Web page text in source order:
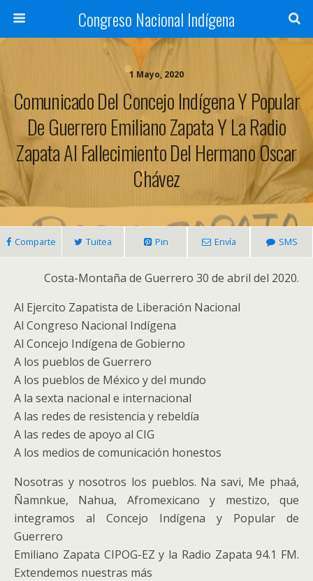
Congreso Nacional Indígena
1 Mayo, 2020
Comunicado Del Concejo Indígena Y Popular
De Guerrero Emiliano Zapata Y La Radio
Zapata Al Fallecimiento Del Hermano Oscar
Chávez
Comparte Tuitea Pin Envía SMS
Costa-Montaña de Guerrero 30 de abril del 2020.
Al Ejercito Zapatista de Liberación Nacional
Al Congreso Nacional Indígena
Al Concejo Indígena de Gobierno
A los pueblos de Guerrero
A los pueblos de México y del mundo
A la sexta nacional e internacional
A las redes de resistencia y rebeldía
A las redes de apoyo al CIG
A los medios de comunicación honestos
Nosotras y nosotros los pueblos. Na savi, Me phaá,
Ñamnkue, Nahua, Afromexicano y mestizo, que
integramos al Concejo Indígena y Popular de
Guerrero
Emiliano Zapata CIPOG-EZ y la Radio Zapata 94.1 FM.
Extendemos nuestras más